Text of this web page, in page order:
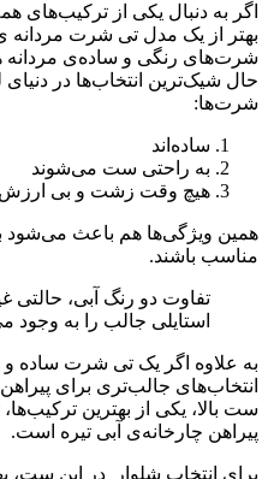
اگر به دنبال یکی از ترکیب‌های
بهتر از یک مدل تی شرت
شرت‌های رنگی و ساده‌ی مردانه
حال شیک‌ترین انتخاب‌ها در دنیای
شرت‌ها:
ساده‌اند
به راحتی ست می‌شوند
هیچ وقت زشت و بی ارزش
همین ویژگی‌ها هم باعث می‌شود
مناسب باشند.
تفاوت دو رنگ آبی،
استایلی جالب را به وجود
به علاوه اگر یک تی شرت ساده و
انتخاب‌های جالب‌تری برای
ست بالا، یکی از بهترین
پیراهن چارخانه‌ی آبی تیره است.
برای انتخاب شلوار در این ست،